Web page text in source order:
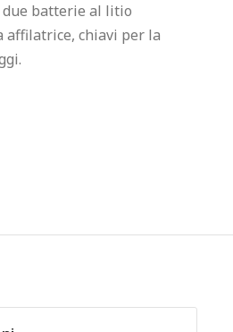
due batterie al litio
affilatrice, chiavi per la